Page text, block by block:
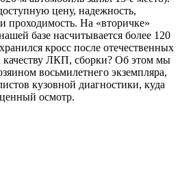
цену, надежность,
проходимость. На «вторичке»
базе насчитывается более 120
кросс после отечественных
качеству ЛКП, сборки? Об этом мы
восьмилетнего экземпляра,
кузовной диагностики, куда
осмотр.